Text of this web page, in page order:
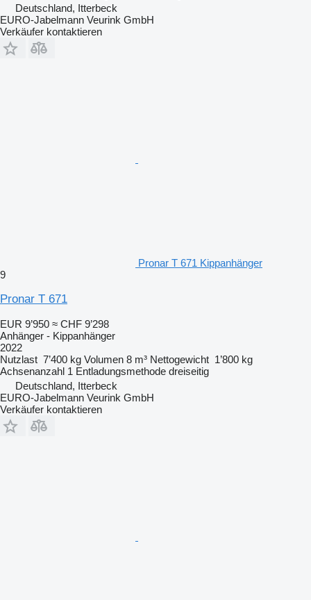
Deutschland, Itterbeck
EURO-Jabelmann Veurink GmbH
Verkäufer kontaktieren
Pronar T 671 Kippanhänger
9
Pronar T 671
EUR 9’950 ≈ CHF 9’298
Anhänger - Kippanhänger
2022
Nutzlast 7’400 kg Volumen 8 m³ Nettogewicht 1’800 kg
Achsenanzahl 1 Entladungsmethode dreiseitig
Deutschland, Itterbeck
EURO-Jabelmann Veurink GmbH
Verkäufer kontaktieren